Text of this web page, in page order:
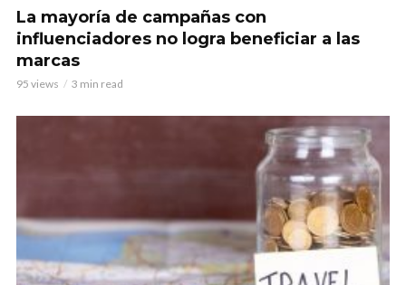
La mayoría de campañas con
influenciadores no logra beneficiar a las
marcas
95 views 3 min read